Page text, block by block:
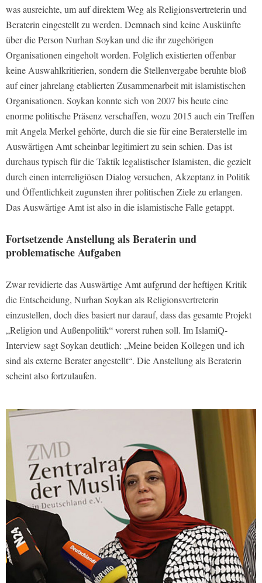
was ausreichte, um auf direktem Weg als Religionsvertreterin und
Beraterin eingestellt zu werden. Demnach sind keine Auskünfte
über die Person Nurhan Soykan und die ihr zugehörigen
Organisationen eingeholt worden. Folglich existierten offenbar
keine Auswahlkritierien, sondern die Stellenvergabe beruhte bloß
auf einer jahrelang etablierten Zusammenarbeit mit islamistischen
Organisationen. Soykan konnte sich von 2007 bis heute eine
enorme politische Präsenz verschaffen, wozu 2015 auch ein Treffen
mit Angela Merkel gehörte, durch die sie für eine Beraterstelle im
Auswärtigen Amt scheinbar legitimiert zu sein schien. Das ist
durchaus typisch für die Taktik legalistischer Islamisten, die gezielt
durch einen interreligiösen Dialog versuchen, Akzeptanz in Politik
und Öffentlichkeit zugunsten ihrer politischen Ziele zu erlangen.
Das Auswärtige Amt ist also in die islamistische Falle getappt.
Fortsetzende Anstellung als Beraterin und
problematische Aufgaben
Zwar revidierte das Auswärtige Amt aufgrund der heftigen Kritik
die Entscheidung, Nurhan Soykan als Religionsvertreterin
einzustellen, doch dies basiert nur darauf, dass das gesamte Projekt
„Religion und Außenpolitik“ vorerst ruhen soll. ImIslamiQ-
Interview sagt Soykan deutlich: „Meine beiden Kollegen und ich
sind als externe Berater angestellt“. Die Anstellung als Beraterin
scheint also fortzulaufen.